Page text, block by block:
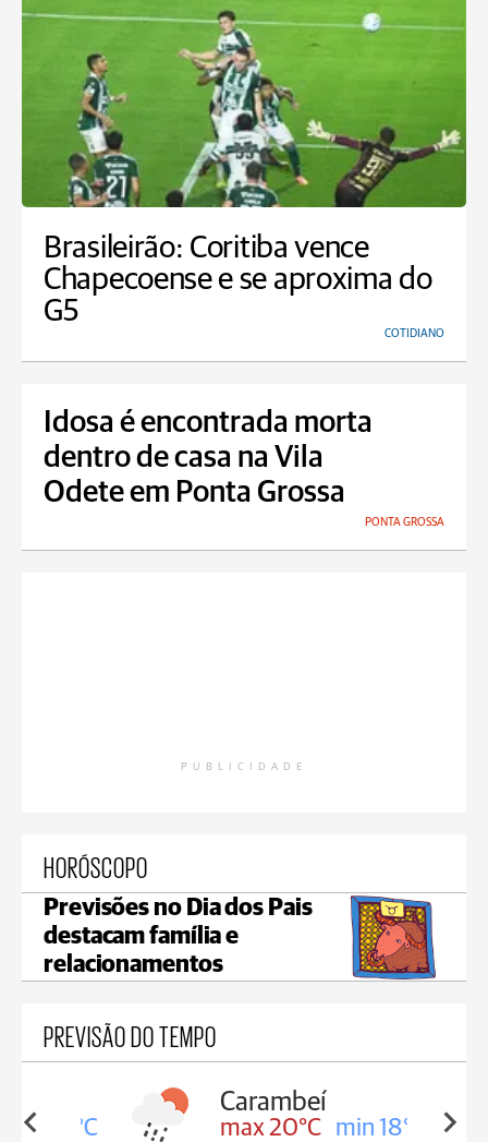
Brasileirão: Coritiba vence
Chapecoense e se aproxima do
G5
COTIDIANO
Idosa é encontrada morta
dentro de casa na Vila
Odete em Ponta Grossa
PONTA GROSSA
PUBLICIDADE
HORÓSCOPO
Previsões no Dia dos Pais
destacam família e
relacionamentos
PREVISÃO DO TEMPO
18°C
Carambeí
max 20°C min 18°C